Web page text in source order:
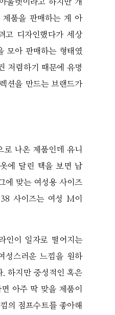
울렛이라고 하지만 개
제품을 판매하는 게 아
고 디자인했다가 세상
모아 판매하는 형태였
저렴하기 때문에 유명
션을 만드는 브랜드가
로 나온 제품인데 유니
에 달린 택을 보면 남
에 맞는 여성용 사이즈
사이즈는 여성 M이
인이 일자로 떨어지는
성스러운 느낌을 원하
. 하지만 중성적인 혹은
아주 딱 맞을 제품이
의 점프수트를 좋아해